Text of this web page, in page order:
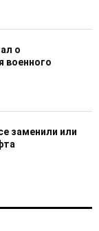
о
военного
заменили или